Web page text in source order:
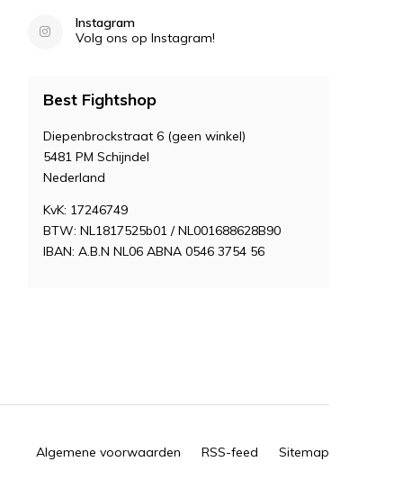
Instagram
Volg ons op Instagram!
Best Fightshop
Diepenbrockstraat 6 (geen winkel)
5481 PM Schijndel
Nederland
KvK: 17246749
BTW: NL1817525b01 / NL001688628B90
IBAN: A.B.N NL06 ABNA 0546 3754 56
Algemene voorwaarden RSS-feed Sitemap